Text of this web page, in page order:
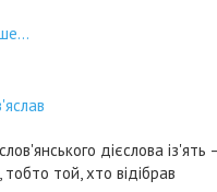
дієслова із'ять
тобто той, хто відібрав